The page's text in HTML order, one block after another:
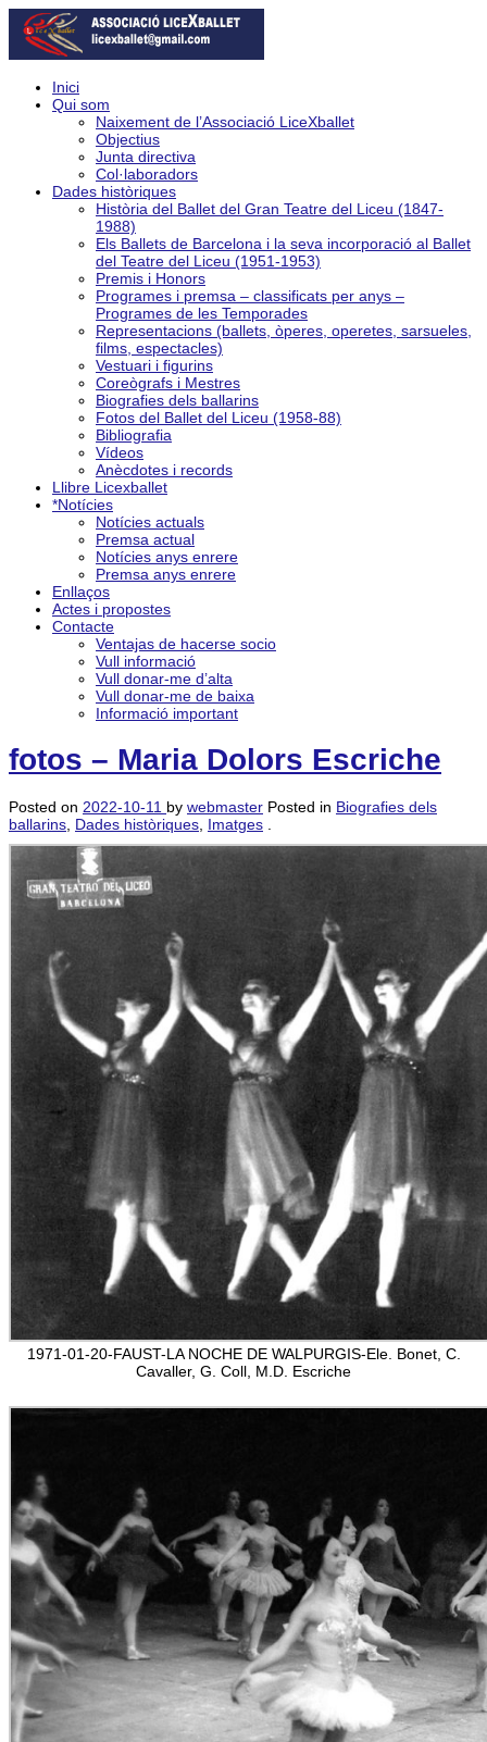
Inici
Qui som
Naixement de l’Associació LiceXballet
Objectius
Junta directiva
Col·laboradors
Dades històriques
Història del Ballet del Gran Teatre del Liceu (1847-
1988)
Els Ballets de Barcelona i la seva incorporació al Ballet
del Teatre del Liceu (1951-1953)
Premis i Honors
Programes i premsa – classificats per anys –
Programes de les Temporades
Representacions (ballets, òperes, operetes, sarsueles,
films, espectacles)
Vestuari i figurins
Coreògrafs i Mestres
Biografies dels ballarins
Fotos del Ballet del Liceu (1958-88)
Bibliografia
Vídeos
Anècdotes i records
Llibre Licexballet
*Notícies
Notícies actuals
Premsa actual
Notícies anys enrere
Premsa anys enrere
Enllaços
Actes i propostes
Contacte
Ventajas de hacerse socio
Vull informació
Vull donar-me d’alta
Vull donar-me de baixa
Informació important
fotos – Maria Dolors Escriche
Posted on 2022-10-11 by webmaster Posted in Biografies dels
ballarins Dades històriques Imatges
1971-01-20-FAUST-LA NOCHE DE WALPURGIS-Ele. Bonet, C.
Cavaller, G. Coll, M.D. Escriche